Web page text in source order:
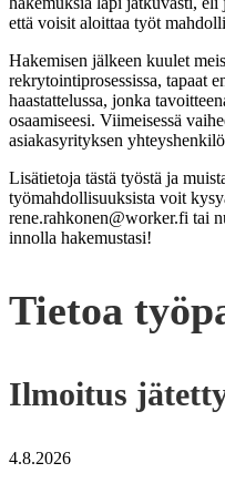
että voisit aloittaa työt
Hakemisen jälkeen kuulet
rekrytointiprosessissa, tapaat
haastattelussa, jonka
osaamiseesi. Viimeisessä
asiakasyrityksen
Lisätietoja tästä työstä ja
työmahdollisuuksista voit
rene.rahkonen@worker.fi tai
innolla hakemustasi!
Tietoa
Ilmoitus
4.8.2026